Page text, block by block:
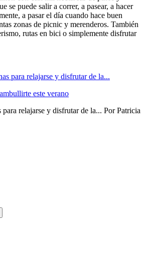
se puede salir a correr, a pasear, a hacer
a pasar el día cuando hace buen
zonas de picnic y merenderos. También
rutas en bici o simplemente disfrutar
este verano
relajarse y disfrutar de la... PorPatricia